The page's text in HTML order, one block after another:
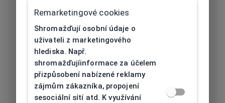
Kategorie
filtru
Vlastnosti
čočky
Polarizace
Eco Friendly Ne
Remarketingové cookies
Shromažďují osobní údaje o
uživateli z marketingového
hlediska. Např.
shromažďujíinformace za účelem
přizpůsobení nabízené reklamy
zájmům zákazníka, propojení
sesociální sítí atd. K využívání